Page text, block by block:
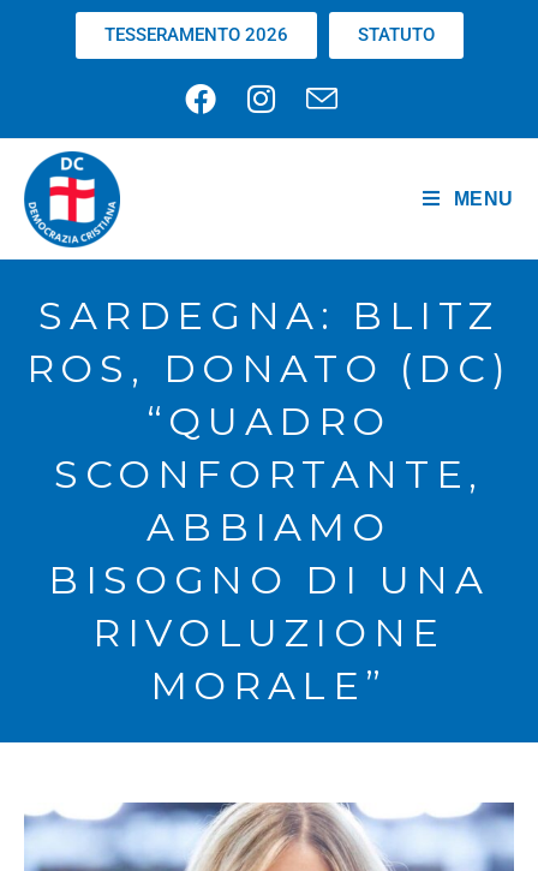
TESSERAMENTO 2026 STATUTO
MENU
SARDEGNA: BLITZ
ROS, DONATO (DC)
“QUADRO
SCONFORTANTE,
ABBIAMO
BISOGNO DI UNA
RIVOLUZIONE
MORALE”